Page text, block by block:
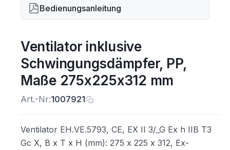
Bedienungsanleitung
Ventilator inklusive
Schwingungsdämpfer, PP,
Maße 275x225x312 mm
Art.-Nr:1007921
Ventilator EH.VE.5793, CE, EX II 3/_G Ex h IIB T3
Gc X, B x T x H (mm): 275 x 225 x 312, Ex-